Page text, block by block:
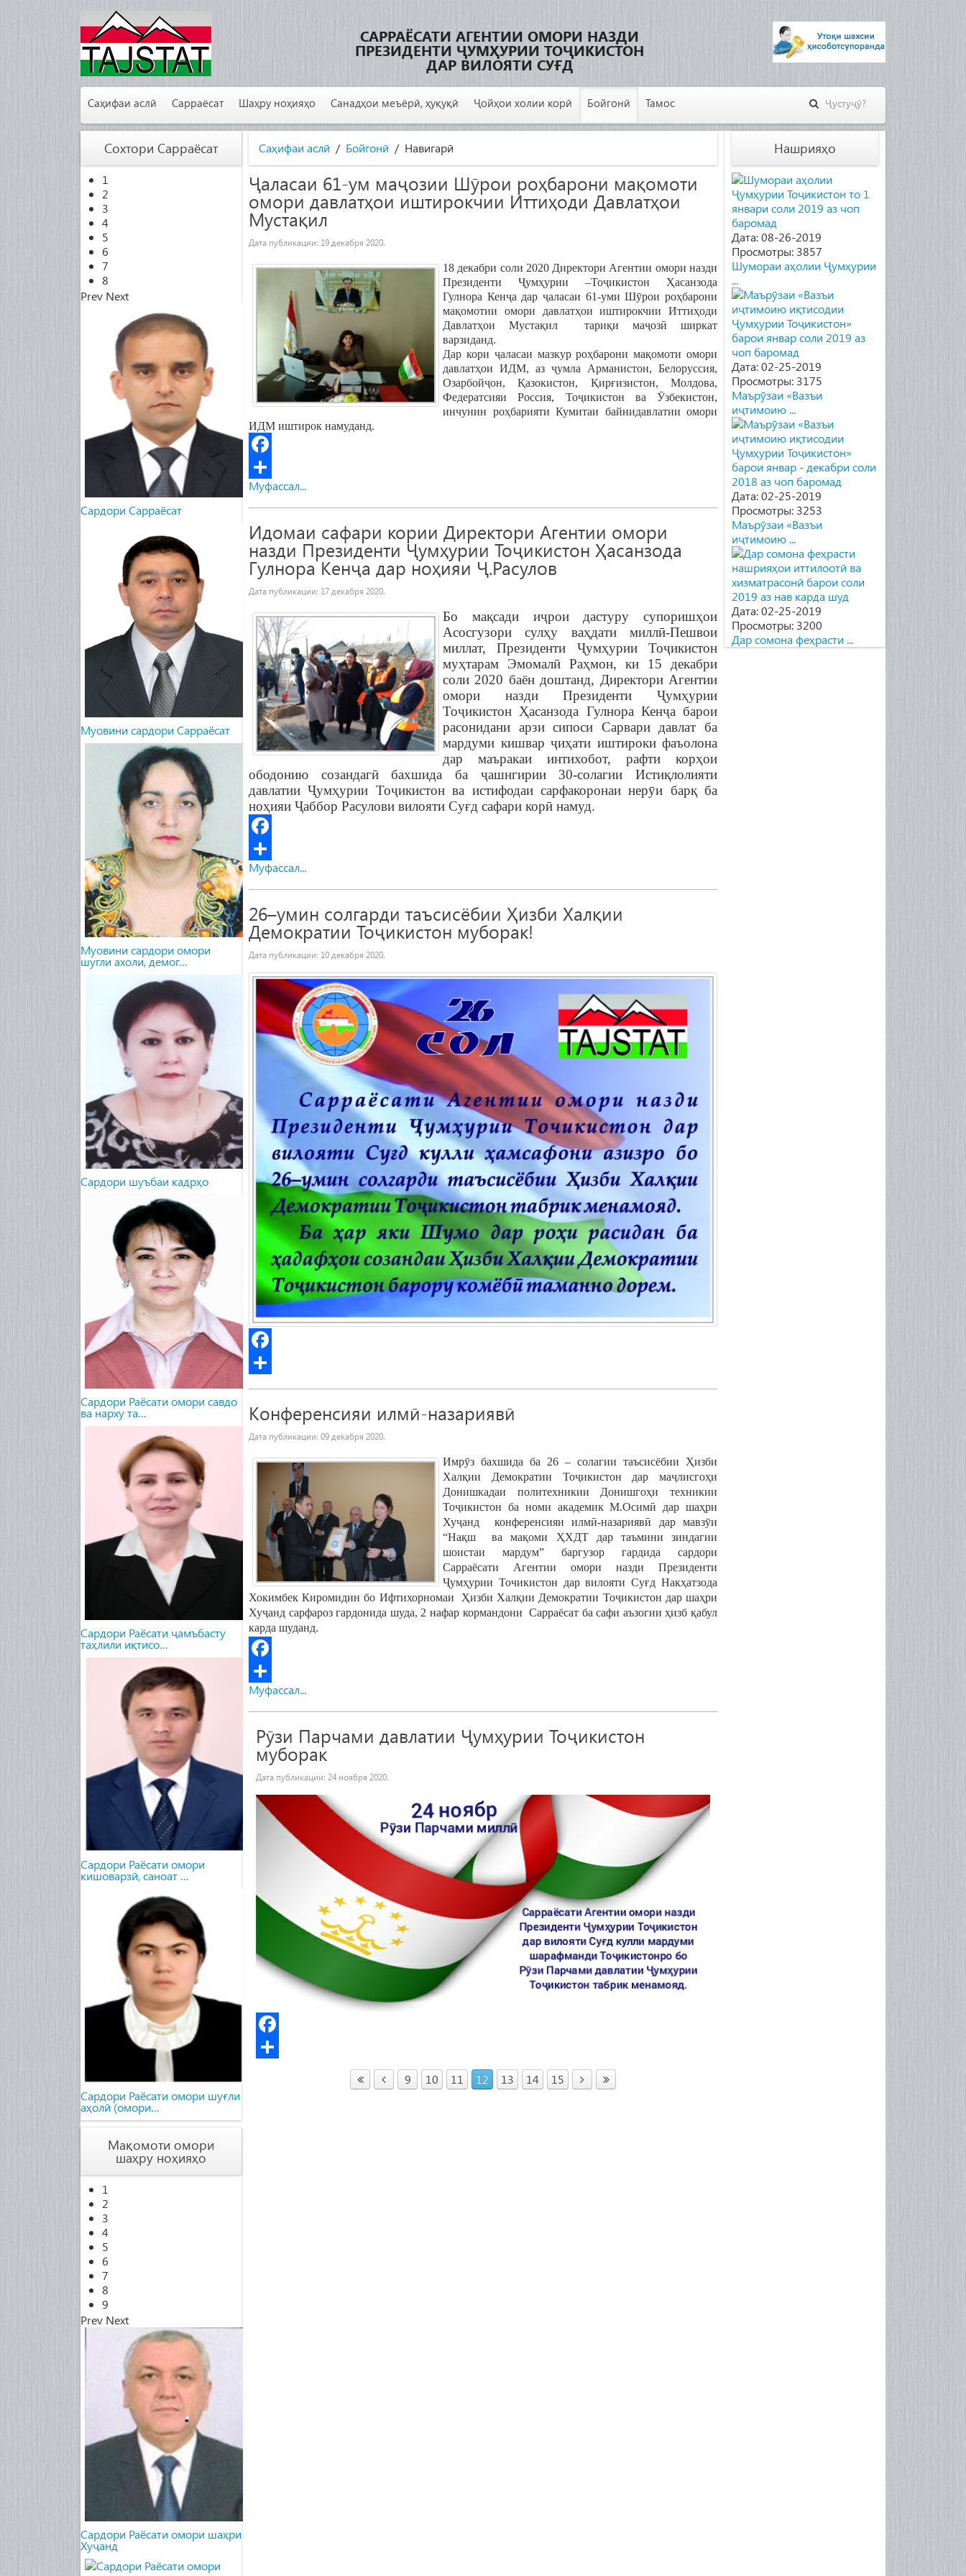
САРРАЁСАТИ АГЕНТИИ ОМОРИ НАЗДИ
ПРЕЗИДЕНТИ ҶУМҲУРИИ ТОҶИКИСТОН
ДАР ВИЛОЯТИ СУҒД
Саҳифаи аслӣ Сарраёсат Шаҳру ноҳияҳо Санадҳои меъёрӣ, ҳуқуқӣ Ҷойҳои холии корӣ Бойгонӣ Тамос
Саҳифаи аслӣ Бойгонӣ Навигарӣ
Ҷаласаи 61-ум маҷозии Шӯрои роҳбарони мақомоти
омори давлатҳои иштирокчии Иттиҳоди Давлатҳои
Мустақил
Дата публикации: 19 декабря 2020.
18 декабри соли 2020 Директори Агентии омори назди
Президенти Ҷумҳурии –Тоҷикистон Ҳасанзода
Гулнора Кенҷа дар ҷаласаи 61-уми Шӯрои роҳбарони
мақомотии омори давлатҳои иштирокчии Иттиҳоди
Давлатҳои Мустақил тариқи маҷозӣ ширкат
варзиданд.
Дар кори ҷаласаи мазкур роҳбарони мақомоти омори
давлатҳои ИДМ, аз ҷумла Арманистон, Белоруссия,
Озарбойҷон, Қазокистон, Қирғизистон, Молдова,
Федератсияи Россия, Тоҷикистон ва Ӯзбекистон,
инчунин роҳбарияти Кумитаи байнидавлатии омори
ИДМ иштирок намуданд.
Facebook
Share
Муфассал...
Идомаи сафари кории Директори Агентии омори
назди Президенти Ҷумҳурии Тоҷикистон Ҳасанзода
Гулнора Кенҷа дар ноҳияи Ҷ.Расулов
Дата публикации: 17 декабря 2020.
Бо мақсади иҷрои дастуру супоришҳои
Асосгузори сулҳу ваҳдати миллӣ-Пешвои
миллат, Президенти Ҷумҳурии Тоҷикистон
муҳтарам Эмомалӣ Раҳмон, ки 15 декабри
соли 2020 баён доштанд, Директори Агентии
омори назди Президенти Ҷумҳурии
Тоҷикистон Ҳасанзода Гулнора Кенҷа барои
расонидани арзи сипоси Сарвари давлат ба
мардуми кишвар ҷиҳати иштироки фаъолона
дар маъракаи интихобот, рафти корҳои
ободонию созандагӣ бахшида ба ҷашнгирии 30-солагии Истиқлолияти
давлатии Ҷумҳурии Тоҷикистон ва истифодаи сарфакоронаи нерӯи барқ ба
ноҳияи Ҷаббор Расулови вилояти Суғд сафари корӣ намуд.
Facebook
Share
Муфассал...
26–умин солгарди таъсисёбии Ҳизби Халқии
Демократии Тоҷикистон муборак!
Дата публикации: 10 декабря 2020.
Facebook
Share
Конференсияи илмӣ-назариявӣ
Дата публикации: 09 декабря 2020.
Имрӯз бахшида ба 26 – солагии таъсисёбии Ҳизби
Халқии Демократии Тоҷикистон дар маҷлисгоҳи
Донишкадаи
политехникии Донишгоҳи
техникии
Тоҷикистон ба номи академик М.Осимӣ дар шаҳри
Хуҷанд конференсияи илмӣ-назариявӣ дар мавзӯи
“Нақш ва мақоми ҲХДТ дар таъмини зиндагии
шоистаи мардум” баргузор гардида сардори
Сарраёсати Агентии омори назди Президенти
Ҷумҳурии Точикистон дар вилояти Суғд Накҳатзода
Хокимбек Киромидин бо Ифтихорномаи Ҳизби Халқии Демократии Тоҷикистон дар шаҳри
Хуҷанд сарфароз гардонида шуда, 2 нафар кормандони Сарраёсат ба сафи аъзогииҳизб қабул
карда шуданд.
Facebook
Share
Муфассал...
Рӯзи Парчами давлатии Ҷумҳурии Тоҷикистон
муборак
Дата публикации: 24 ноября 2020.
Facebook
9 10 11 12 13 14 15
Сохтори Сарраёсат
1
2
3
4
5
6
7
8
Prev Next
Cардори Сарраёсат
Муовини сардори Сарраёсат
Муовини сардори омори
шугли ахоли, демог…
Сардори шуъбаи кадрҳо
Сардори Раёсати омори савдо
ва нарху та…
Сардори Раёсати ҷамъбасту
таҳлили иқтисо…
Сардори Раёсати омори
кишоварзӣ, саноат …
Cардори Раёсати омори шуғли
аҳолӣ (омори…
Мақомоти омори
шаҳру ноҳияҳо
1
2
3
4
5
6
7
8
9
Prev Next
Cардори Раёсати омори шаҳри
Хуҷанд
Нашрияҳо
Дата: 08-26-2019
Просмотры: 3857
Шумораи аҳолии Ҷумҳурии
...
Дата: 02-25-2019
Просмотры: 3175
Маърӯзаи «Вазъи
иҷтимоию ...
Дата: 02-25-2019
Просмотры: 3253
Маърӯзаи «Вазъи
иҷтимоию ...
Дата: 02-25-2019
Просмотры: 3200
Дар сомона феҳрасти ...